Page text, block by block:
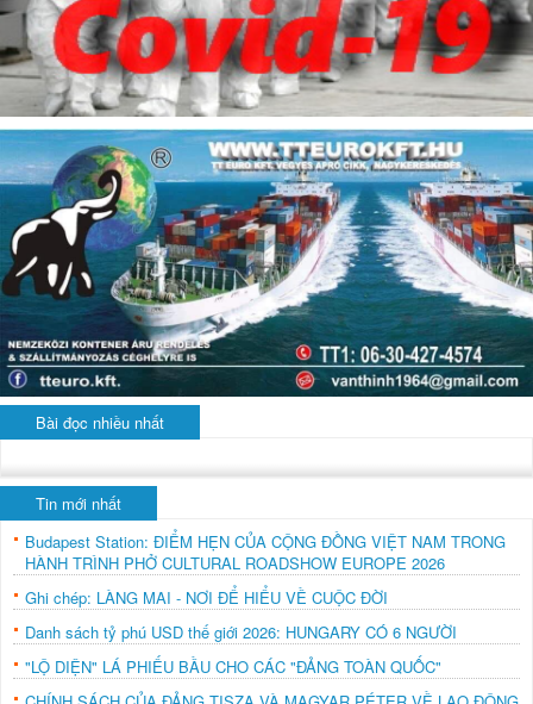
Bài đọc nhiều nhất
Tin mới nhất
Budapest Station: ĐIỂM HẸN CỦA CỘNG ĐỒNG VIỆT NAM TRONG
HÀNH TRÌNH PHỞ CULTURAL ROADSHOW EUROPE 2026
Ghi chép: LÀNG MAI - NƠI ĐỂ HIỂU VỀ CUỘC ĐỜI
Danh sách tỷ phú USD thế giới 2026: HUNGARY CÓ 6 NGƯỜI
"LỘ DIỆN" LÁ PHIẾU BẦU CHO CÁC "ĐẢNG TOÀN QUỐC"